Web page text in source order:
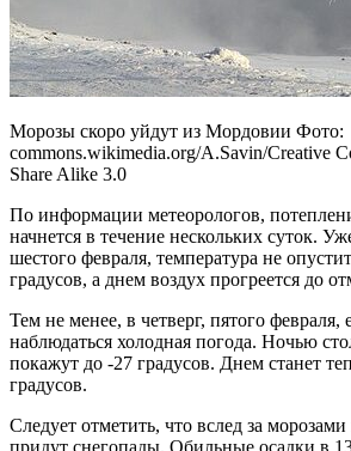
Морозы скоро уйдут из Мордовии Фото:
commons.wikimedia.org/A.Savin/Creative
Share Alike 3.0
По информации метеорологов,
начнется в течение нескольких суток.
шестого февраля, температура не
градусов, а днем воздух прогреется до
Тем не менее, в четверг, пятого февраля,
наблюдаться холодная погода. Ночью
покажут до -27 градусов. Днем станет
градусов.
Следует отметить, что вслед за
придут снегопады. Обильные осадки в